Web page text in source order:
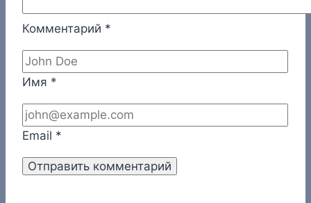
Комментарий *
Имя *
Email *